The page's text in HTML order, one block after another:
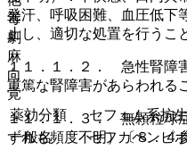
発汗、呼吸困難、血圧低下
止し、適切な処置を行うこ
１１．１．２． 急性腎障
重篤な腎障害があらわれる
１１．１．３． 無顆粒球
ずれも頻度不明）〔８．４
毒
劇
麻
向
覚
薬効分類
セフェム系抗
一般名
セフカペンピ